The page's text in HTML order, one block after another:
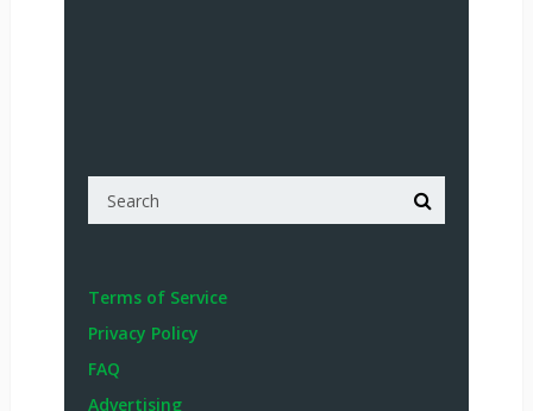
Terms of Service
Privacy Policy
FAQ
Advertising